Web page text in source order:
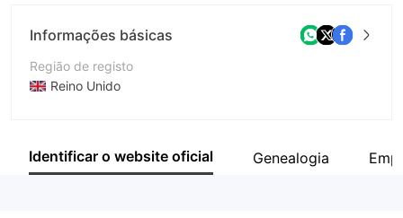
Informações básicas
Região de registo
Reino Unido
Empresa
Identificar o website oficial Genealogia